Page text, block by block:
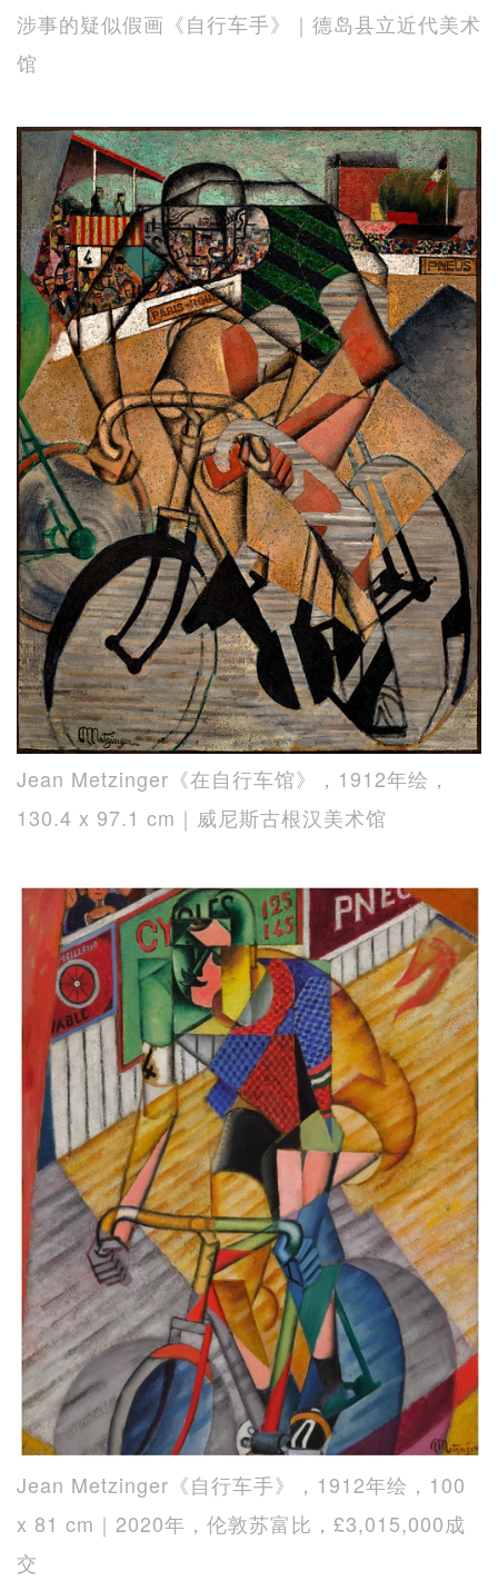
涉事的疑似假画《自行车手》｜德岛县立近代美术
馆
Jean Metzinger《在自行车馆》，1912年绘，
130.4 x 97.1 cm｜威尼斯古根汉美术馆
Jean Metzinger《自行车手》，1912年绘，100
x 81 cm｜2020年，伦敦苏富比，£3,015,000成
交